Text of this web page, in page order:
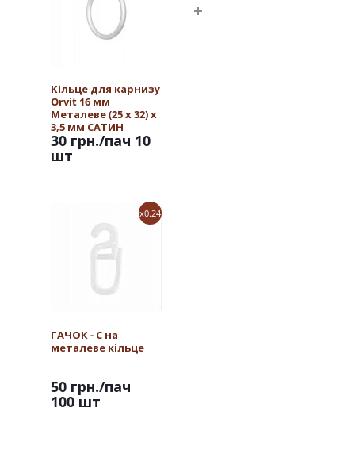
Кільце для карнизу
Orvit 16 мм
Металеве (25 х 32) х
3,5 мм САТИН
30 грн./пач 10
шт
x0.24
ГАЧОК - С на
металеве кільце
50 грн./пач
100 шт